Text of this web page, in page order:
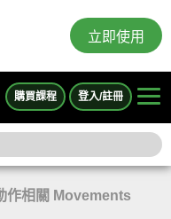
立即使用
購買課程 登入/註冊
作相關 Movements